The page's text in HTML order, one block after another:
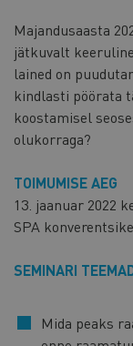
Majandusaasta
jätkuvalt
lained on
kindlasti pöörata
koostamisel
olukorraga?
TOIMUMISE AEG
13. jaanuar 2022
SPA
SEMINARI
Mida peaks